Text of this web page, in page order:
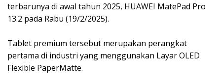
terbarunya di awal tahun 2025, HUAWEI MatePad Pro
13.2 pada Rabu (19/2/2025).
Tablet premium tersebut merupakan perangkat
pertama di industri yang menggunakan Layar OLED
Flexible PaperMatte.